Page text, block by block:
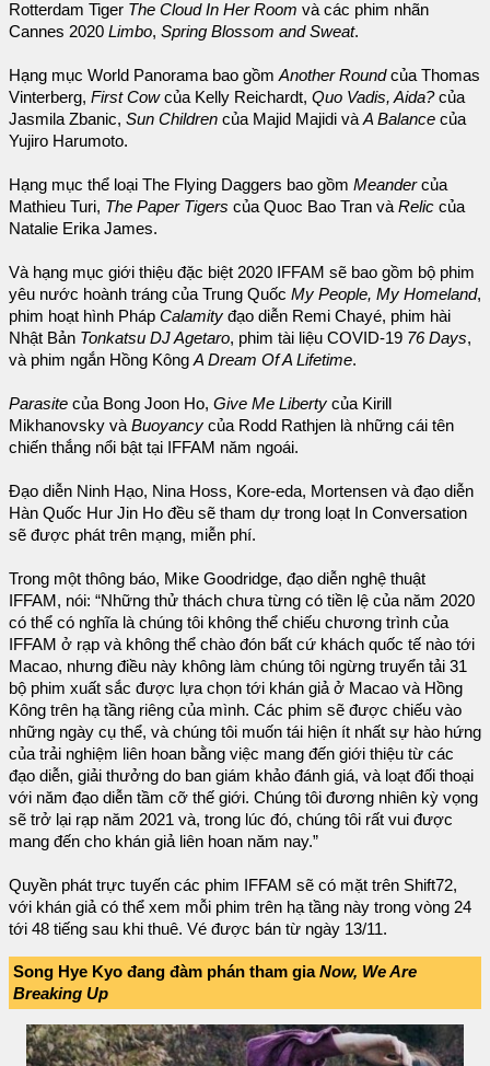
Rotterdam Tiger The Cloud In Her Room và các phim nhãn
Cannes 2020 Limbo, Spring Blossom and Sweat.
Hạng mục World Panorama bao gồm Another Roundcủa Thomas
Vinterberg, First Cowcủa Kelly Reichardt, Quo Vadis, Aida?của
Jasmila Zbanic, Sun Children của Majid Majidi và A Balance của
Yujiro Harumoto.
Hạng mục thể loại The Flying Daggers bao gồm Meandercủa
Mathieu Turi, The Paper Tigers của Quoc Bao Tran và Relic của
Natalie Erika James.
Và hạng mục giới thiệu đặc biệt 2020 IFFAM sẽ bao gồm bộ phim
yêu nước hoành tráng của Trung Quốc My People, My Homeland,
phim hoạt hình Pháp Calamity đạo diễn Remi Chayé, phim hài
Nhật Bản Tonkatsu DJ Agetaro, phim tài liệu COVID-19 76 Days,
và phim ngắn Hồng Kông A Dream Of A Lifetime.
Parasite của Bong Joon Ho, Give Me Liberty của Kirill
Mikhanovsky và Buoyancy của Rodd Rathjen là những cái tên
chiến thắng nổi bật tại IFFAM năm ngoái.
Đạo diễn Ninh Hạo, Nina Hoss, Kore-eda, Mortensen và đạo diễn
Hàn Quốc Hur Jin Ho đều sẽ tham dự trong loạt In Conversation
sẽ được phát trên mạng, miễn phí.
Trong một thông báo, Mike Goodridge, đạo diễn nghệ thuật
IFFAM, nói: “Những thử thách chưa từng có tiền lệ của năm 2020
có thể có nghĩa là chúng tôi không thể chiếu chương trình của
IFFAM ở rạp và không thể chào đón bất cứ khách quốc tế nào tới
Macao, nhưng điều này không làm chúng tôi ngừng truyển tải 31
bộ phim xuất sắc được lựa chọn tới khán giả ở Macao và Hồng
Kông trên hạ tầng riêng của mình. Các phim sẽ được chiếu vào
những ngày cụ thể, và chúng tôi muốn tái hiện ít nhất sự hào hứng
của trải nghiệm liên hoan bằng việc mang đến giới thiệu từ các
đạo diễn, giải thưởng do ban giám khảo đánh giá, và loạt đối thoại
với năm đạo diễn tầm cỡ thế giới. Chúng tôi đương nhiên kỳ vọng
sẽ trở lại rạp năm 2021 và, trong lúc đó, chúng tôi rất vui được
mang đến cho khán giả liên hoan năm nay.”
Quyền phát trực tuyến các phim IFFAM sẽ có mặt trên Shift72,
với khán giả có thể xem mỗi phim trên hạ tầng này trong vòng 24
tới 48 tiếng sau khi thuê. Vé được bán từ ngày 13/11.
Song Hye Kyo đang đàm phán tham giaNow, We Are
Breaking Up